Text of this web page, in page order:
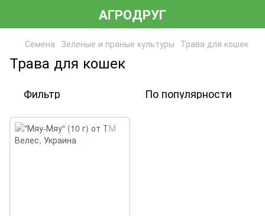
АГРОДРУГ
Семена Зеленые и пряные культуры Трава для кошек
Трава для кошек
Фильтр По популярности